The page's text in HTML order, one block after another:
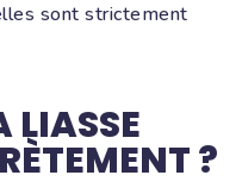
sont strictement
LIASSE
?